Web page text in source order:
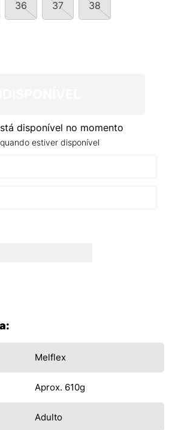
36 37 38
disponível no momento
estiver disponível
Melflex
Aprox. 610g
Adulto